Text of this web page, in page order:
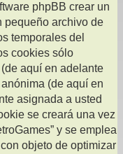
phpBB crear un
pequeño archivo de
temporales del
cookies sólo
aquí en adelante
(de aquí en
asignada a usted
se creará una vez
y se emplea
objeto de optimizar